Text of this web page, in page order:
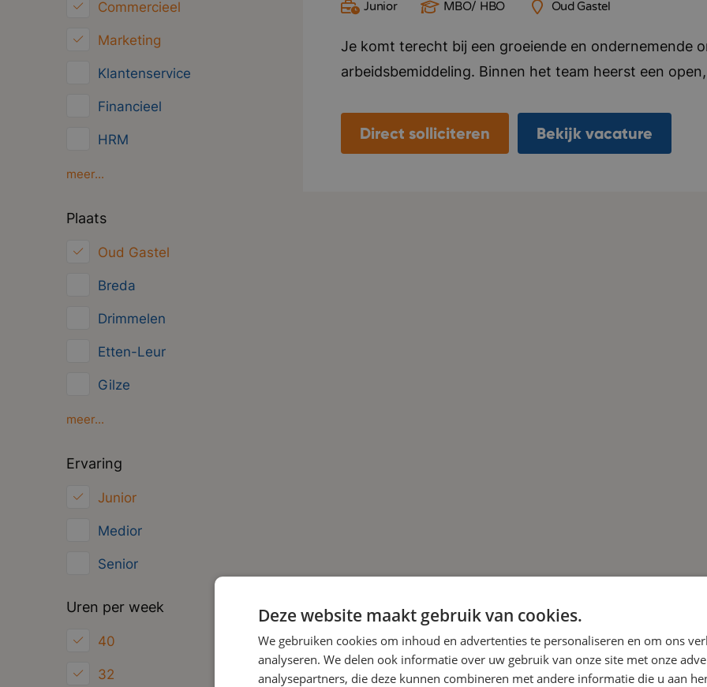
Commercieel
Marketing
Klantenservice
Financieel
HRM
Inkoop/Logistiek
meer...
Plaats
Oud Gastel
Breda
Drimmelen
Etten-Leur
Gilze
Moerdijk
meer...
Ervaring
Junior
Medior
Senior
Uren per week
40
32
Junior MBO/ HBO Oud Gastel
Je komt terecht bij een groeiende en ondernemende
arbeidsbemiddeling. Binnen het team heerst een
ontwikkelen, terwijl je kunt rekenen op goede
Direct solliciteren Bekijk vacature
Deze website maakt gebruik van cookies.
We gebruiken cookies om inhoud en advertenties te personaliseren en om ons
analyseren. We delen ook informatie over uw gebruik van onze site met onze
analysepartners, die deze kunnen combineren met andere informatie die u aan